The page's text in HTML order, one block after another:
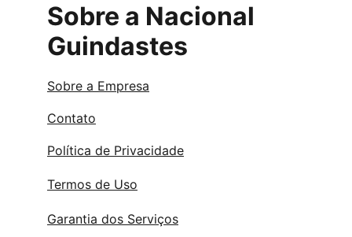
Sobre a Nacional
Guindastes
Sobre a Empresa
Contato
Política de Privacidade
Termos de Uso
Garantia dos Serviços